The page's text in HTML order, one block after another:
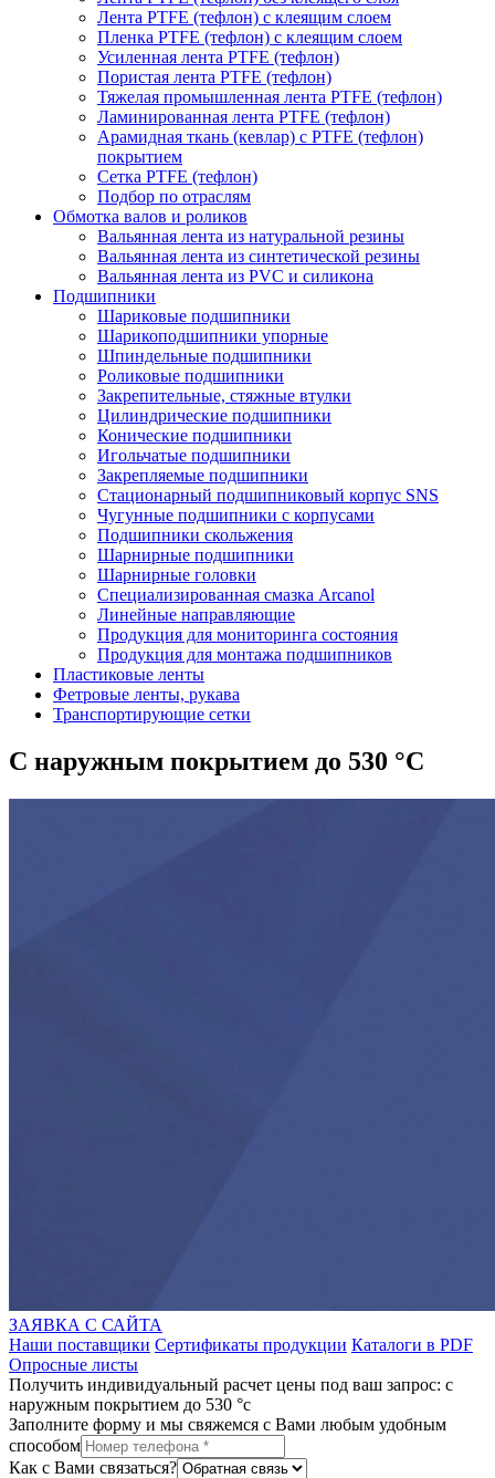
Лента PTFE (тефлон) с клеящим слоем
Пленка PTFE (тефлон) с клеящим слоем
Усиленная лента PTFE (тефлон)
Пористая лента PTFE (тефлон)
Тяжелая промышленная лента PTFE (тефлон)
Ламинированная лента PTFE (тефлон)
Арамидная ткань (кевлар) с PTFE (тефлон)
покрытием
Сетка PTFE (тефлон)
Подбор по отраслям
Обмотка валов и роликов
Вальянная лента из натуральной резины
Вальянная лента из синтетической резины
Вальянная лента из PVC и силикона
Подшипники
Шариковые подшипники
Шарикоподшипники упорные
Шпиндельные подшипники
Роликовые подшипники
Закрепительные, стяжные втулки
Цилиндрические подшипники
Конические подшипники
Игольчатые подшипники
Закрепляемые подшипники
Стационарный подшипниковый корпус SNS
Чугунные подшипники с корпусами
Подшипники скольжения
Шарнирные подшипники
Шарнирные головки
Специализированная смазка Arcanol
Линейные направляющие
Продукция для мониторинга состояния
Продукция для монтажа подшипников
Пластиковые ленты
Фетровые ленты, рукава
Транспортирующие сетки
С наружным покрытием до 530 °C
ЗАЯВКА С САЙТА
Наши поставщики Сертификаты продукции Каталоги в PDF
Опросные листы
Получить индивидуальный расчет цены под ваш запрос: с
наружным покрытием до 530 °c
Заполните форму и мы свяжемся с Вами любым удобным
способом
Как с Вами связаться?